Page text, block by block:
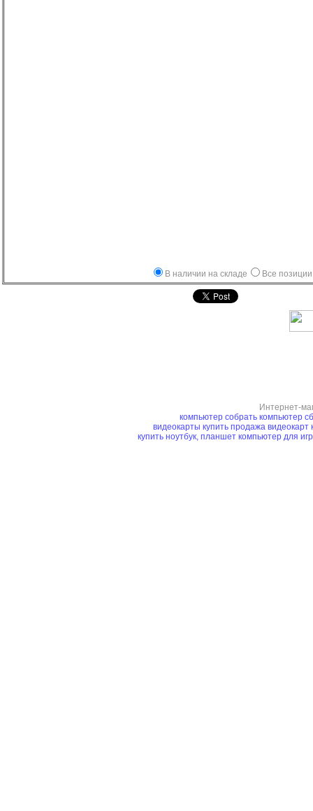
В наличии на складе Все позиции
Интернет-
компьютер собрать компьютер
видеокарты купить продажа видеокарт
купить ноутбук, планшет компьютер для